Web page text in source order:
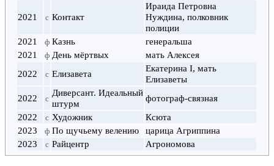
2021 с Контакт
Ираида Петровна
Нуждина, полковник
полиции
2021
ф Казнь
генеральша
2021
ф День мёртвых
мать Алексея
2022
с Елизавета
Екатерина I, мать
Елизаветы
2022
с
Диверсант. Идеальный
штурм
фотограф-связная
2022
с Художник
Ксюта
2023
ф По щучьему велению
царица Агриппина
2023
с Райцентр Агрономова